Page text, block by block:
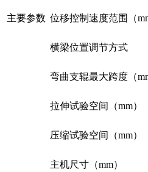
主要参数 位移控制速度范围（
横梁位置调节方式
弯曲支辊最大跨度（
拉伸试验空间（mm）
压缩试验空间（mm）
主机尺寸（mm）